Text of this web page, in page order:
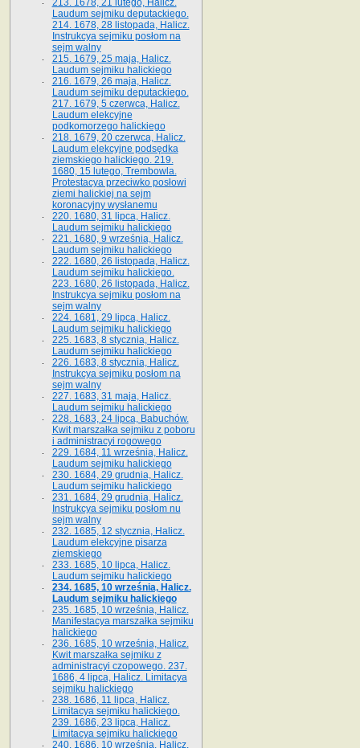
213. 1678, 21 lutego, Halicz.
Laudum sejmiku deputackiego.
214. 1678, 28 listopada, Halicz.
Instrukcya sejmiku posłom na
sejm walny
215. 1679, 25 maja, Halicz.
Laudum sejmiku halickiego
216. 1679, 26 maja, Halicz.
Laudum sejmiku deputackiego.
217. 1679, 5 czerwca, Halicz.
Laudum elekcyjne
podkomorzego halickiego
218. 1679, 20 czerwca, Halicz.
Laudum elekcyjne podsędka
ziemskiego halickiego. 219.
1680, 15 lutego, Trembowla.
Protestacya przeciwko posłowi
ziemi halickiej na sejm
koronacyjny wysłanemu
220. 1680, 31 lipca, Halicz.
Laudum sejmiku halickiego
221. 1680, 9 września, Halicz.
Laudum sejmiku halickiego
222. 1680, 26 listopada, Halicz.
Laudum sejmiku halickiego.
223. 1680, 26 listopada, Halicz.
Instrukcya sejmiku posłom na
sejm walny
224. 1681, 29 lipca, Halicz.
Laudum sejmiku halickiego
225. 1683, 8 stycznia, Halicz.
Laudum sejmiku halickiego
226. 1683, 8 stycznia, Halicz.
Instrukcya sejmiku posłom na
sejm walny
227. 1683, 31 maja, Halicz.
Laudum sejmiku halickiego
228. 1683, 24 lipca, Babuchów.
Kwit marszałka sejmiku z poboru
i administracyi rogowego
229. 1684, 11 września, Halicz.
Laudum sejmiku halickiego
230. 1684, 29 grudnia, Halicz.
Laudum sejmiku halickiego
231. 1684, 29 grudnia, Halicz.
Instrukcya sejmiku posłom nu
sejm walny
232. 1685, 12 stycznia, Halicz.
Laudum elekcyjne pisarza
ziemskiego
233. 1685, 10 lipca, Halicz.
Laudum sejmiku halickiego
234. 1685, 10 września, Halicz.
Laudum sejmiku halickiego
235. 1685, 10 września, Halicz.
Manifestacya marszałka sejmiku
halickiego
236. 1685, 10 września, Halicz.
Kwit marszałka sejmiku z
administracyi czopowego. 237.
1686, 4 lipca, Halicz. Limitacya
sejmiku halickiego
238. 1686, 11 lipca, Halicz.
Limitacya sejmiku halickiego.
239. 1686, 23 lipca, Halicz.
Limitacya sejmiku halickiego
240. 1686, 10 września, Halicz.